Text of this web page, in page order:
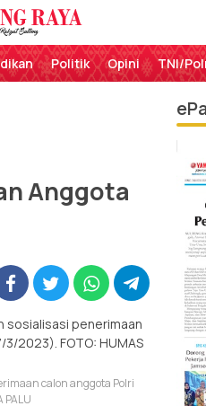
RayaSulteng
Politik Opini TNI/
Anggota
calon anggota Polri
PALU